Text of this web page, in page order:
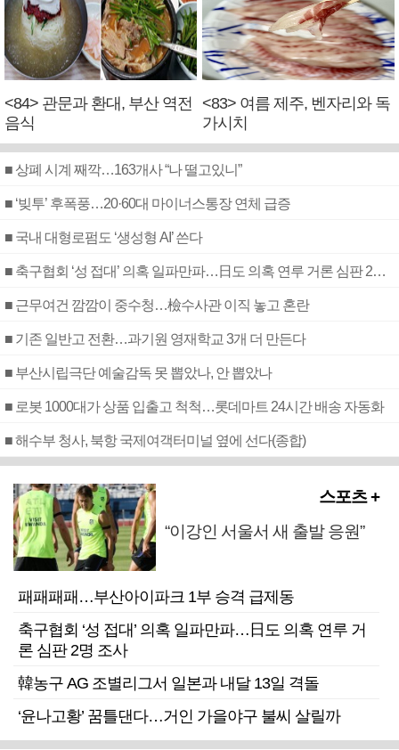
<84> 관문과 환대, 부산 역전
음식
<83> 여름 제주, 벤자리와 독
가시치
■ 상폐 시계 째깍…163개사 “나 떨고있니”
■ ‘빚투’ 후폭풍…20·60대 마이너스통장 연체 급증
■ 국내 대형로펌도 ‘생성형 AI’ 쓴다
■ 축구협회 ‘성 접대’ 의혹 일파만파…日도 의혹 연루 거론 심판 2명 조사
■ 근무여건 깜깜이 중수청…檢수사관 이직 놓고 혼란
■ 기존 일반고 전환…과기원 영재학교 3개 더 만든다
■ 부산시립극단 예술감독 못 뽑았나, 안 뽑았나
■ 로봇 1000대가 상품 입출고 척척…롯데마트 24시간 배송 자동화
■ 해수부 청사, 북항 국제여객터미널 옆에 선다(종합)
스포츠 +
“이강인 서울서 새 출발 응원”
패패패패…부산아이파크 1부 승격 급제동
축구협회 ‘성 접대’ 의혹 일파만파…日도 의혹 연루 거
론 심판 2명 조사
韓농구 AG 조별리그서 일본과 내달 13일 격돌
‘윤나고황’ 꿈틀댄다…거인 가을야구 불씨 살릴까